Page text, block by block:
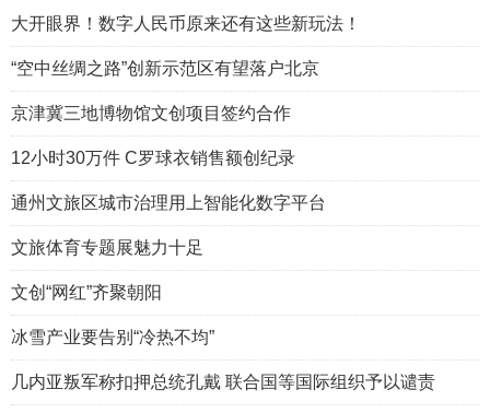
大开眼界！数字人民币原来还有这些新玩法！
“空中丝绸之路”创新示范区有望落户北京
京津冀三地博物馆文创项目签约合作
12小时30万件 C罗球衣销售额创纪录
通州文旅区城市治理用上智能化数字平台
文旅体育专题展魅力十足
文创“网红”齐聚朝阳
冰雪产业要告别“冷热不均”
几内亚叛军称扣押总统孔戴 联合国等国际组织予以谴责